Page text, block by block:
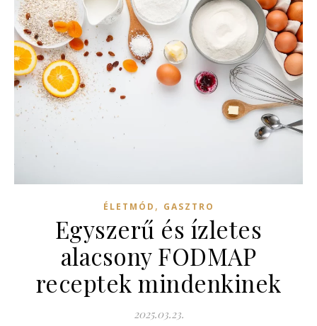
ÉLETMÓD , GASZTRO
Egyszerű és ízletes
alacsony FODMAP
receptek mindenkinek
2025.03.23.